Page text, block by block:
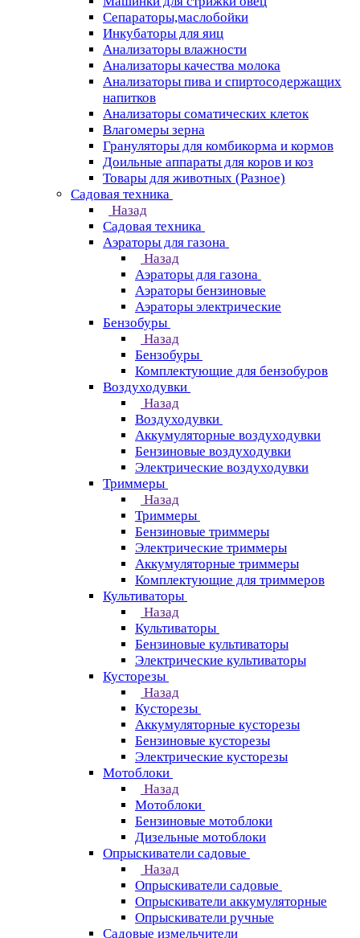
Сепараторы,маслобойки
Инкубаторы для яиц
Анализаторы влажности
Анализаторы качества молока
Анализаторы пива и спиртосодержащих
напитков
Анализаторы соматических клеток
Влагомеры зерна
Грануляторы для комбикорма и кормов
Доильные аппараты для коров и коз
Товары для животных (Разное)
Садовая техника
Назад
Садовая техника
Аэраторы для газона
Назад
Аэраторы для газона
Аэраторы бензиновые
Аэраторы электрические
Бензобуры
Назад
Бензобуры
Комплектующие для бензобуров
Воздуходувки
Назад
Воздуходувки
Аккумуляторные воздуходувки
Бензиновые воздуходувки
Электрические воздуходувки
Триммеры
Назад
Триммеры
Бензиновые триммеры
Электрические триммеры
Аккумуляторные триммеры
Комплектующие для триммеров
Культиваторы
Назад
Культиваторы
Бензиновые культиваторы
Электрические культиваторы
Кусторезы
Назад
Кусторезы
Аккумуляторные кусторезы
Бензиновые кусторезы
Электрические кусторезы
Мотоблоки
Назад
Мотоблоки
Бензиновые мотоблоки
Дизельные мотоблоки
Опрыскиватели садовые
Назад
Опрыскиватели садовые
Опрыскиватели аккумуляторные
Опрыскиватели ручные
Садовые измельчители